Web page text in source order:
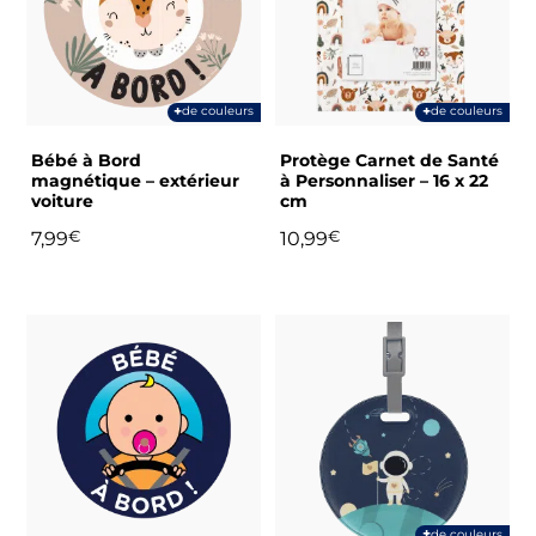
+de couleurs
Bébé à Bord
magnétique – extérieur
voiture
7,99€
variations.
Les
options
peuvent
choisies
sur
la
page
+de couleurs
Protège Carnet de Santé
à Personnaliser – 16 x 22
cm
10,99€
variations.
options
peuvent
choisies
sur
la
page
plusieurs
variations.
options
peuvent